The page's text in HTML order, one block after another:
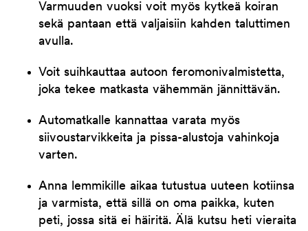
Varmuuden vuoksi voit myös kytkeä koiran
sekä pantaan että valjaisiin kahden taluttimen
avulla.
Voit suihkauttaa autoon feromonivalmistetta,
joka tekee matkasta vähemmän jännittävän.
Automatkalle kannattaa varata myös
siivoustarvikkeita ja pissa-alustoja vahinkoja
varten.
Anna lemmikille aikaa tutustua uuteen kotiinsa
ja varmista, että sillä on oma paikka, kuten
peti, jossa sitä ei häiritä. Älä kutsu heti vieraita